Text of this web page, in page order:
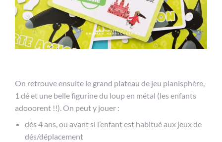
On retrouve ensuite le grand plateau de jeu planisphère,
1 dé et une belle figurine du loup en métal (les enfants
adooorent !!). On peut y jouer :
dès 4 ans, ou avant si l’enfant est habitué aux jeux de
dés/déplacement